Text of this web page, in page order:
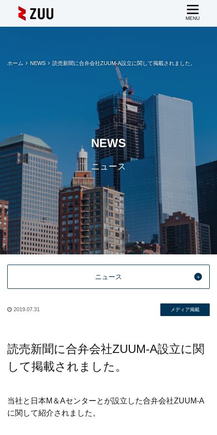
ホーム NEWS 読売新聞に合弁会社ZUUM-A設立に関して掲載されました。
NEWS
ニュース
ニュース
2019.07.31 メディア掲載
読売新聞に合弁会社ZUUM-A設立に関
して掲載されました。
当社と日本M＆Aセンターとが設立した合弁会社ZUUM-A
に関して紹介されました。